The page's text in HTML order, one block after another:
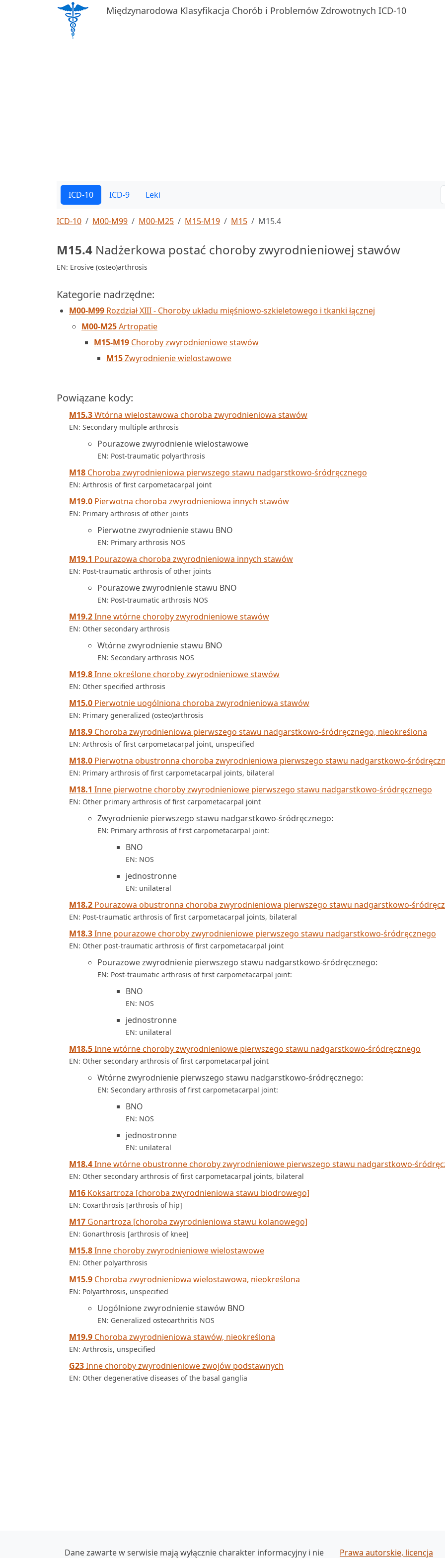
Międzynarodowa Klasyfikacja Chorób i Problemów Zdrowotnych ICD-10
ICD-10 ICD-9 Leki
ICD-10 M00-M99 M00-M25 M15-M19 M15 M15.4
M15.4 Nadżerkowa postać choroby zwyrodnieniowej stawów
EN: Erosive (osteo)arthrosis
Kategorie nadrzędne:
M00-M99 Rozdział XIII - Choroby układu mięśniowo-szkieletowego i tkanki łącznej
M00-M25Artropatie
M15-M19 Choroby zwyrodnieniowe stawów
M15Zwyrodnienie wielostawowe
Powiązane kody:
M15.3Wtórna wielostawowa choroba zwyrodnieniowa stawów
EN: Secondary multiple arthrosis
Pourazowe zwyrodnienie wielostawowe
EN: Post-traumatic polyarthrosis
M18 Choroba zwyrodnieniowa pierwszego stawu nadgarstkowo-śródręcznego
EN: Arthrosis of first carpometacarpal joint
M19.0 Pierwotna choroba zwyrodnieniowa innych stawów
EN: Primary arthrosis of other joints
Pierwotne zwyrodnienie stawu BNO
EN: Primary arthrosis NOS
M19.1 Pourazowa choroba zwyrodnieniowa innych stawów
EN: Post-traumatic arthrosis of other joints
Pourazowe zwyrodnienie stawu BNO
EN: Post-traumatic arthrosis NOS
M19.2Inne wtórne choroby zwyrodnieniowe stawów
EN: Other secondary arthrosis
Wtórne zwyrodnienie stawu BNO
EN: Secondary arthrosis NOS
M19.8Inne określone choroby zwyrodnieniowe stawów
EN: Other specified arthrosis
M15.0 Pierwotnie uogólniona choroba zwyrodnieniowa stawów
EN: Primary generalized (osteo)arthrosis
M18.9 Choroba zwyrodnieniowa pierwszego stawu nadgarstkowo-śródręcznego, nieokreślona
EN: Arthrosis of first carpometacarpal joint, unspecified
M18.0 Pierwotna obustronna choroba zwyrodnieniowa pierwszego stawu
EN: Primary arthrosis of first carpometacarpal joints, bilateral
M18.1 Inne pierwotne choroby zwyrodnieniowe pierwszego stawu nadgarstkowo-śródręcznego
EN: Other primary arthrosis of first carpometacarpal joint
Zwyrodnienie pierwszego stawu nadgarstkowo-śródręcznego:
EN: Primary arthrosis of first carpometacarpal joint:
BNO
EN: NOS
jednostronne
EN: unilateral
M18.2 Pourazowa obustronna choroba zwyrodnieniowa pierwszego stawu nadgarstkowo-
EN: Post-traumatic arthrosis of first carpometacarpal joints, bilateral
M18.3Inne pourazowe choroby zwyrodnieniowe pierwszego stawu nadgarstkowo-śródręcznego
EN: Other post-traumatic arthrosis of first carpometacarpal joint
Pourazowe zwyrodnienie pierwszego stawu nadgarstkowo-śródręcznego:
EN: Post-traumatic arthrosis of first carpometacarpal joint:
BNO
EN: NOS
jednostronne
EN: unilateral
M18.5Inne wtórne choroby zwyrodnieniowe pierwszego stawu nadgarstkowo-śródręcznego
EN: Other secondary arthrosis of first carpometacarpal joint
Wtórne zwyrodnienie pierwszego stawu nadgarstkowo-śródręcznego:
EN: Secondary arthrosis of first carpometacarpal joint:
BNO
EN: NOS
jednostronne
EN: unilateral
M18.4Inne wtórne obustronne choroby zwyrodnieniowe pierwszego stawu
EN: Other secondary arthrosis of first carpometacarpal joints, bilateral
M16 Koksartroza [choroba zwyrodnieniowa stawu biodrowego]
EN: Coxarthrosis [arthrosis of hip]
M17 Gonartroza [choroba zwyrodnieniowa stawu kolanowego]
EN: Gonarthrosis [arthrosis of knee]
M15.8Inne choroby zwyrodnieniowe wielostawowe
EN: Other polyarthrosis
M15.9 Choroba zwyrodnieniowa wielostawowa, nieokreślona
EN: Polyarthrosis, unspecified
Uogólnione zwyrodnienie stawów BNO
EN: Generalized osteoarthritis NOS
M19.9 Choroba zwyrodnieniowa stawów, nieokreślona
EN: Arthrosis, unspecified
G23Inne choroby zwyrodnieniowe zwojów podstawnych
EN: Other degenerative diseases of the basal ganglia
Dane zawarte w serwisie mają wyłącznie charakter informacyjny i nie Prawa autorskie, licencja